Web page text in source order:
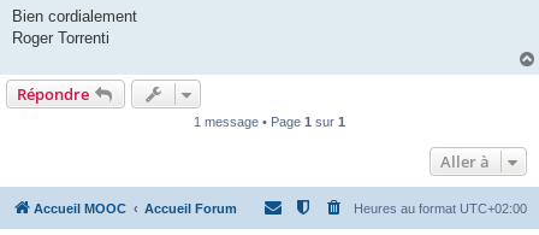
Bien cordialement
Roger Torrenti
Répondre
1 message • Page 1 sur 1
Aller à
Accueil MOOC Accueil Forum Heures au format UTC+02:00